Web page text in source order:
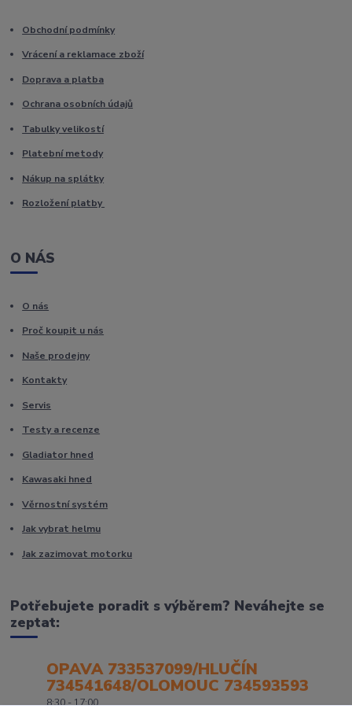
Obchodní podmínky
Vrácení a reklamace zboží
Doprava a platba
Ochrana osobních údajů
Tabulky velikostí
Platební metody
Nákup na splátky
Rozložení platby
O NÁS
O nás
Proč koupit u nás
Naše prodejny
Kontakty
Servis
Testy a recenze
Gladiator hned
Kawasaki hned
Věrnostní systém
Jak vybrat helmu
Jak zazimovat motorku
Potřebujete poradit s výběrem? Neváhejte se
zeptat:
OPAVA 733537099/HLUČÍN
734541648/OLOMOUC 734593593
8:30 - 17:00